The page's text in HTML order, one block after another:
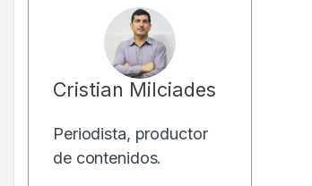
Cristian Milciades
Periodista, productor
de contenidos.